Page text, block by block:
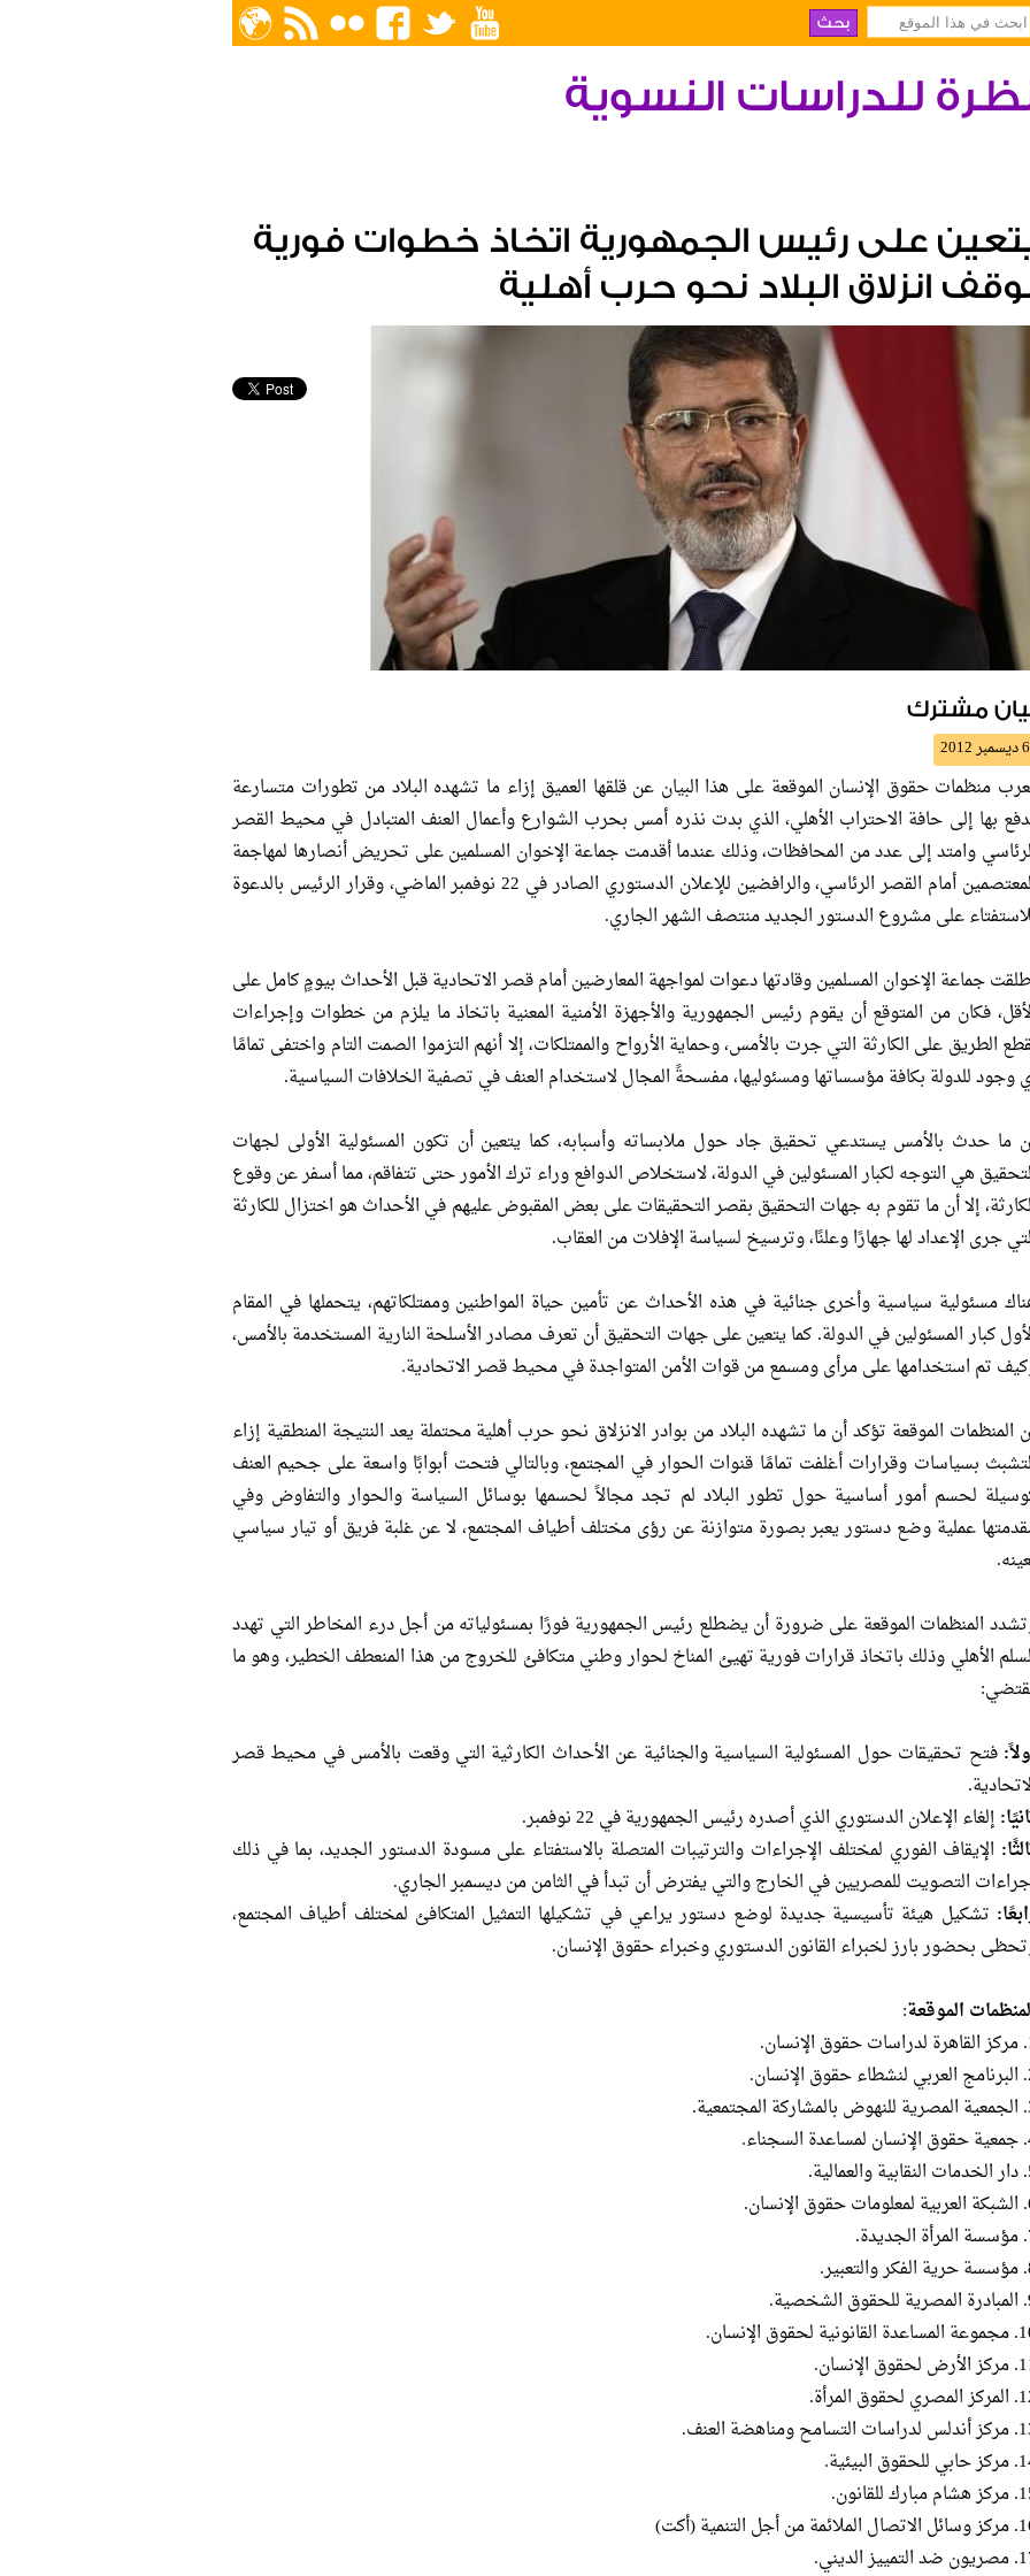
للدراسات النسوية
على رئيس الجمهورية اتخاذ خطوات فورية
انزلاق البلاد نحو حرب أهلية
مشترك
6 ديسمبر 2012
منظمات حقوق الإنسان الموقعة على هذا البيان عن قلقها العميق إزاء ما تشهده البلاد من تطورات متسارعة
بها إلى حافة الاحتراب الأهلي، الذي بدت نذره أمس بحرب الشوارع وأعمال العنف المتبادل في محيط القصر
وامتد إلى عدد من المحافظات، وذلك عندما أقدمت جماعة الإخوان المسلمين على تحريض أنصارها لمهاجمة
المعتصمين أمام القصر الرئاسي، والرافضين للإعلان الدستوري الصادر في 22 نوفمبر الماضي، وقرار الرئيس بالدعوة
على مشروع الدستور الجديد منتصف الشهر الجاري.
جماعة الإخوان المسلمين وقادتها دعوات لمواجهة المعارضين أمام قصر الاتحادية قبل الأحداث بيومٍ كامل على
فكان من المتوقع أن يقوم رئيس الجمهورية والأجهزة الأمنية المعنية باتخاذ ما يلزم من خطوات وإجراءات
الطريق على الكارثة التي جرت بالأمس، وحماية الأرواح والممتلكات، إلا أنهم التزموا الصمت التام واختفى تمامًا
وجود للدولة بكافة مؤسساتها ومسئوليها، مفسحةً المجال لاستخدام العنف في تصفية الخلافات السياسية.
ما حدث بالأمس يستدعي تحقيق جاد حول ملابساته وأسبابه، كما يتعين أن تكون المسئولية الأولى لجهات
هي التوجه لكبار المسئولين في الدولة، لاستخلاص الدوافع وراء ترك الأمور حتى تتفاقم، مما أسفر عن وقوع
إلا أن ما تقوم به جهات التحقيق بقصر التحقيقات على بعض المقبوض عليهم في الأحداث هو اختزال للكارثة
جرى الإعداد لها جهارًا وعلنًا، وترسيخ لسياسة الإفلات من العقاب.
مسئولية سياسية وأخرى جنائية في هذه الأحداث عن تأمين حياة المواطنين وممتلكاتهم، يتحملها في المقام
كبار المسئولين في الدولة. كما يتعين على جهات التحقيق أن تعرف مصادر الأسلحة النارية المستخدمة بالأمس،
تم استخدامها على مرأى ومسمع من قوات الأمن المتواجدة في محيط قصر الاتحادية.
المنظمات الموقعة تؤكد أن ما تشهده البلاد من بوادر الانزلاق نحو حرب أهلية محتملة يعد النتيجة المنطقية إزاء
بسياسات وقرارات أغلفت تمامًا قنوات الحوار في المجتمع، وبالتالي فتحت أبوابًا واسعة على جحيم العنف
لحسم أمور أساسية حول تطور البلاد لم تجد مجالاً لحسمها بوسائل السياسة والحوار والتفاوض وفي
عملية وضع دستور يعبر بصورة متوازنة عن رؤى مختلف أطياف المجتمع، لا عن غلبة فريق أو تيار سياسي
المنظمات الموقعة على ضرورة أن يضطلع رئيس الجمهورية فورًا بمسئولياته من أجل درء المخاطر التي تهدد
الأهلي وذلك باتخاذ قرارات فورية تهيئ المناخ لحوار وطني متكافئ للخروج من هذا المنعطف الخطير، وهو ما
فتح تحقيقات حول المسئولية السياسية والجنائية عن الأحداث الكارثية التي وقعت بالأمس في محيط قصر
إلغاء الإعلان الدستوري الذي أصدره رئيس الجمهورية في 22 نوفمبر.
الإيقاف الفوري لمختلف الإجراءات والترتيبات المتصلة بالاستفتاء على مسودة الدستور الجديد، بما في ذلك
التصويت للمصريين في الخارج والتي يفترض أن تبدأ في الثامن من ديسمبر الجاري.
تشكيل هيئة تأسيسية جديدة لوضع دستور يراعي في تشكيلها التمثيل المتكافئ لمختلف أطياف المجتمع،
بحضور بارز لخبراء القانون الدستوري وخبراء حقوق الإنسان.
الموقعة:
الإنسان.
الإنسان.
لحقوق الإنسان.
الإنسان.
المرأة.
ومناهضة العنف.
البيئية.
للقانون.
أجل التنمية (أكت)
الديني.